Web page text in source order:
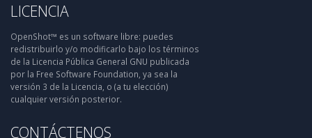
LICENCIA
OpenShot™ es un software libre: puedes
redistribuirlo y/o modificarlo bajo los términos
de la Licencia Pública General GNU publicada
por la Free Software Foundation, ya sea la
versión 3 de la Licencia, o (a tu elección)
cualquier versión posterior.
CONTÁCTENOS